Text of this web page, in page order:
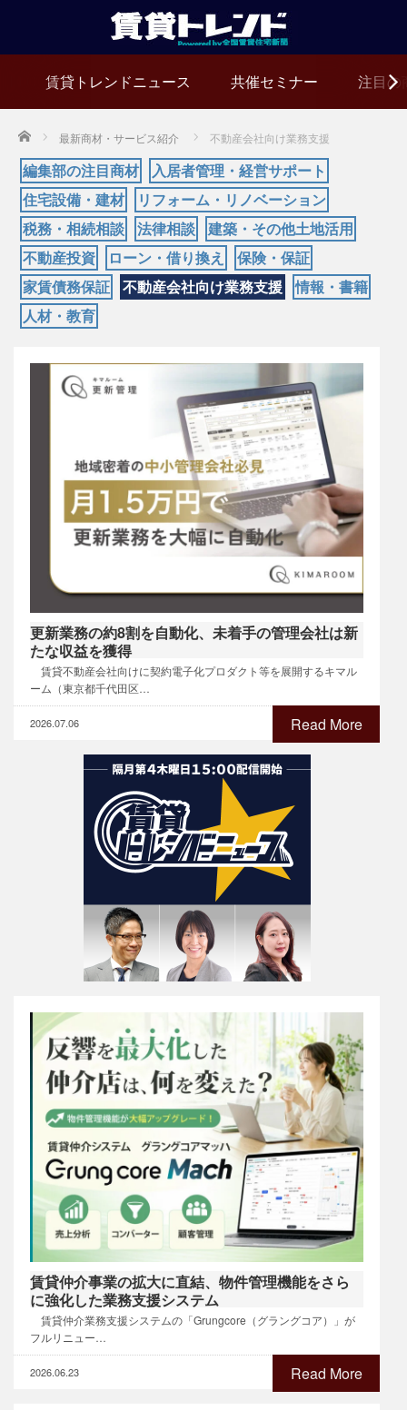
賃貸トレンドニュース 共催セミナー 注目の
Home 最新商材・サービス紹介 不動産会社向け業務支援
編集部の注目商材
入居者管理・経営サポート
住宅設備・建材
リフォーム・リノベーション
税務・相続相談
法律相談
建築・その他土地活用
不動産投資
ローン・借り換え
保険・保証
家賃債務保証
不動産会社向け業務支援
情報・書籍
人材・教育
更新業務の約8割を自動化、未着手の管理会社は新
たな収益を獲得
賃貸不動産会社向けに契約電子化プロダクト等を展開するキマル
ーム（東京都千代田区…
Read More
2026.07.06
賃貸仲介事業の拡大に直結、物件管理機能をさら
に強化した業務支援システム
賃貸仲介業務支援システムの「Grungcore（グラングコア）」が
フルリニュー…
Read More
2026.06.23